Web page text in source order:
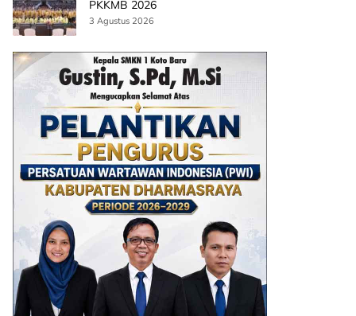
PKKMB 2026
3 Agustus 2026